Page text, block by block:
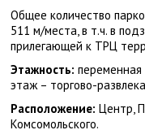
Общее количество
511 м/места, в т.ч. в
прилегающей к ТРЦ
Этажность:
этаж – торгово-
Расположение: Центр,
Комсомольского.